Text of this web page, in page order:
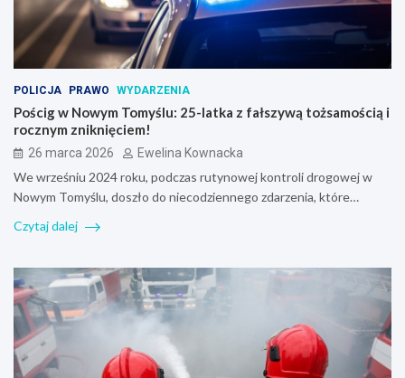
POLICJA PRAWO WYDARZENIA
Pościg w Nowym Tomyślu: 25-latka z fałszywą tożsamością i
rocznym zniknięciem!
26 marca 2026 Ewelina Kownacka
We wrześniu 2024 roku, podczas rutynowej kontroli drogowej w
Nowym Tomyślu, doszło do niecodziennego zdarzenia, które…
Czytaj dalej